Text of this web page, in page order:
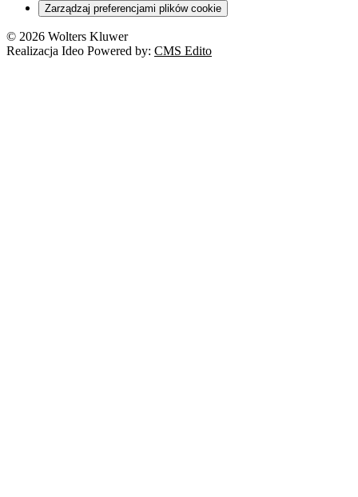
Zarządzaj preferencjami plików cookie
© 2026 Wolters Kluwer
Realizacja Ideo Powered by: CMS Edito